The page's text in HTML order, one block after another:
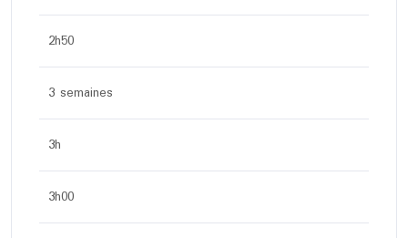
2h50
3 semaines
3h
3h00